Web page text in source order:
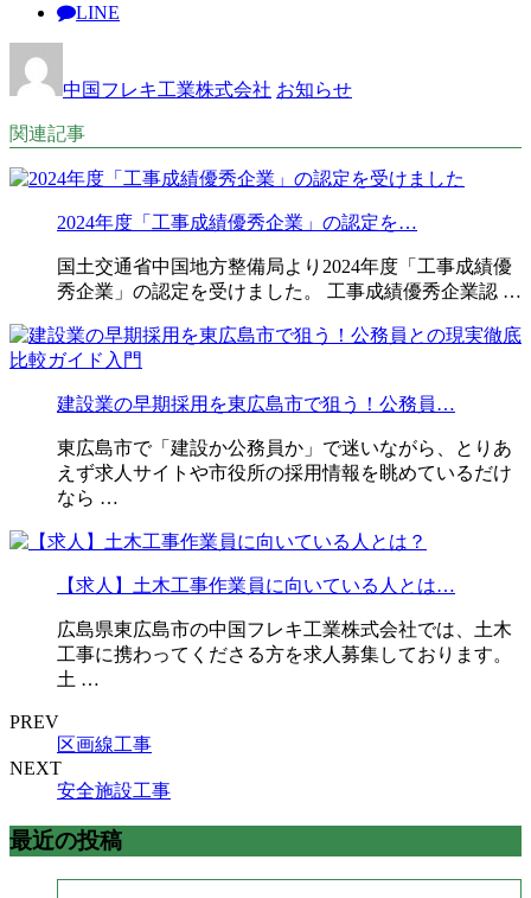
LINE
中国フレキ工業株式会社 お知らせ
関連記事
2024年度「工事成績優秀企業」の認定を…
国土交通省中国地方整備局より2024年度「工事成績優
秀企業」の認定を受けました。 工事成績優秀企業認 …
建設業の早期採用を東広島市で狙う！公務員…
東広島市で「建設か公務員か」で迷いながら、とりあ
えず求人サイトや市役所の採用情報を眺めているだけ
なら …
【求人】土木工事作業員に向いている人とは…
広島県東広島市の中国フレキ工業株式会社では、土木
工事に携わってくださる方を求人募集しております。
土 …
PREV
区画線工事
NEXT
安全施設工事
最近の投稿